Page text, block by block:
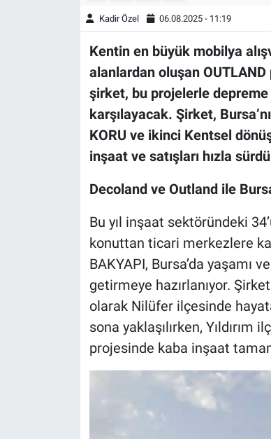
Kadir Özel 06.08.2025 - 11:19
Kentin en büyük mobilya
alanlardan oluşan
şirket, bu projelerle
karşılayacak. Şirket,
KORU ve ikinci Kentsel
inşaat ve satışları hızla
Decoland ve Outland ile
Bu yıl inşaat sektöründeki
konuttan ticari merkezlere
BAKYAPI, Bursa’da
getirmeye hazırlanıyor.
olarak Nilüfer ilçesinde
sona yaklaşılırken,
projesinde kaba inşaat